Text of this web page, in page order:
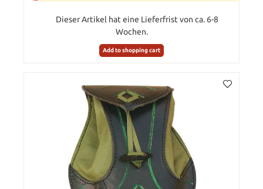
Dieser Artikel hat eine Lieferfrist von ca. 6-8
Wochen.
Add to shopping cart